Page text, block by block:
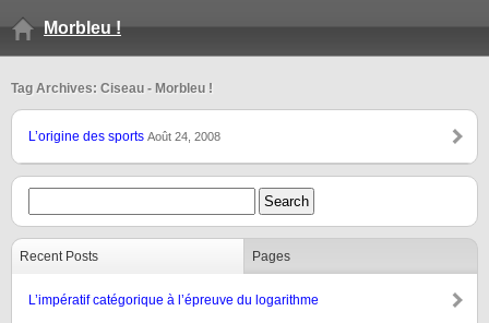
Morbleu !
Tag Archives: Ciseau - Morbleu !
L’origine des sports Août 24, 2008
Recent Posts Pages
L’impératif catégorique à l’épreuve du logarithme